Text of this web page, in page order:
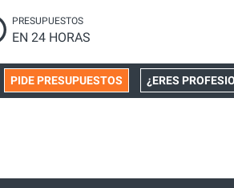
PRESUPUESTOS
EN 24 HORAS
¿ERES
PIDE PRESUPUESTOS